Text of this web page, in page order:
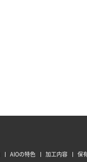
AIOの特色 加工内容
保